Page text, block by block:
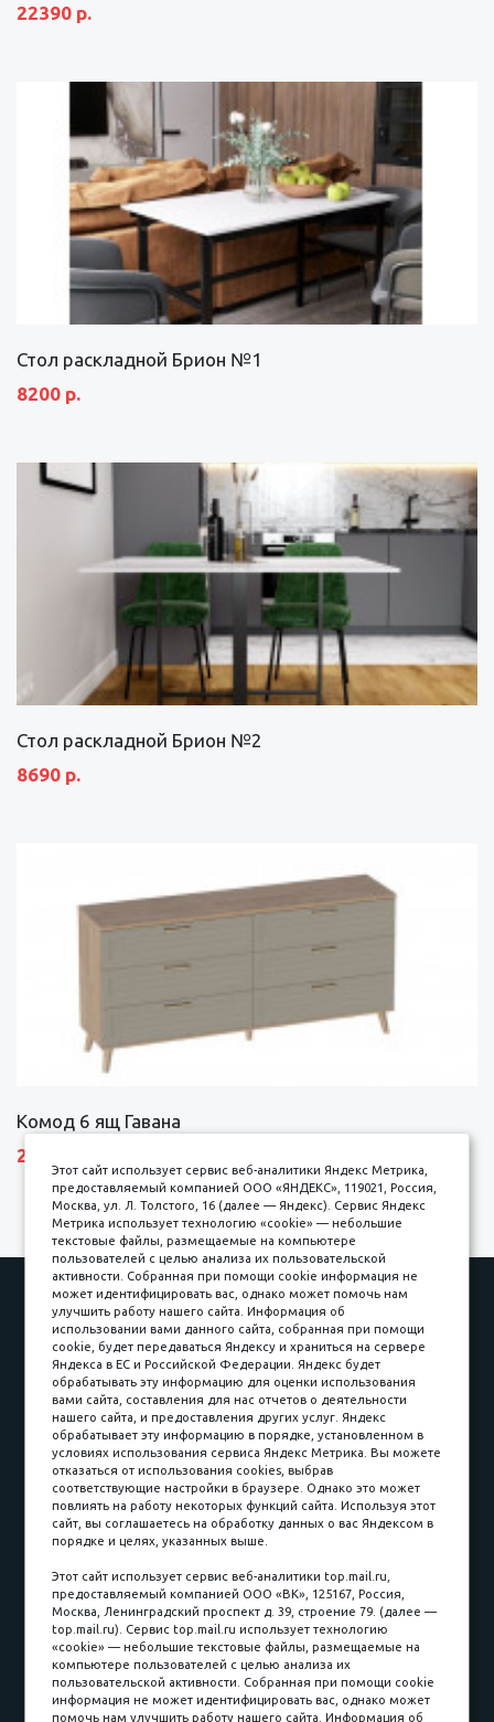
22390 р.
Стол раскладной Брион №1
8200 р.
Стол раскладной Брион №2
8690 р.
Комод 6 ящ Гавана
27690 р.
Наши работы
Оплата
Доставка и сборка
Гарантии
Карьера в компании
Контакты
Принимаем к оплате
Наличные
пл. Соляная, 6, стр. 16
8 (3822) 60-70-30
8 (3822) 50-39-09
8 (3822) 22-77-68
Этот сайт использует сервис веб-аналитики Яндекс Метрика,
предоставляемый компанией ООО «ЯНДЕКС», 119021, Россия,
Москва, ул. Л. Толстого, 16 (далее — Яндекс). Сервис Яндекс
Метрика использует технологию «cookie» — небольшие
текстовые файлы, размещаемые на компьютере
пользователей с целью анализа их пользовательской
активности. Собранная при помощи cookie информация не
может идентифицировать вас, однако может помочь нам
улучшить работу нашего сайта. Информация об
использовании вами данного сайта, собранная при помощи
cookie, будет передаваться Яндексу и храниться на сервере
Яндекса в ЕС и Российской Федерации. Яндекс будет
обрабатывать эту информацию для оценки использования
вами сайта, составления для нас отчетов о деятельности
нашего сайта, и предоставления других услуг. Яндекс
обрабатывает эту информацию в порядке, установленном в
условиях использования сервиса Яндекс Метрика. Вы можете
отказаться от использования cookies, выбрав
соответствующие настройки в браузере. Однако это может
повлиять на работу некоторых функций сайта. Используя этот
сайт, вы соглашаетесь на обработку данных о вас Яндексом в
порядке и целях, указанных выше.
Этот сайт использует сервис веб-аналитики top.mail.ru,
предоставляемый компанией ООО «ВК», 125167, Россия,
Москва, Ленинградский проспект д. 39, строение 79. (далее —
top.mail.ru). Сервис top.mail.ru использует технологию
«cookie» — небольшие текстовые файлы, размещаемые на
компьютере пользователей с целью анализа их
пользовательской активности. Собранная при помощи cookie
информация не может идентифицировать вас, однако может
помочь нам улучшить работу нашего сайта. Информация об